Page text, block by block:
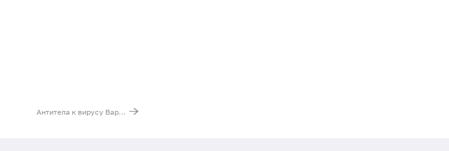
Антитела к вирусу Варицелла-Зостер (VZV, IgA)